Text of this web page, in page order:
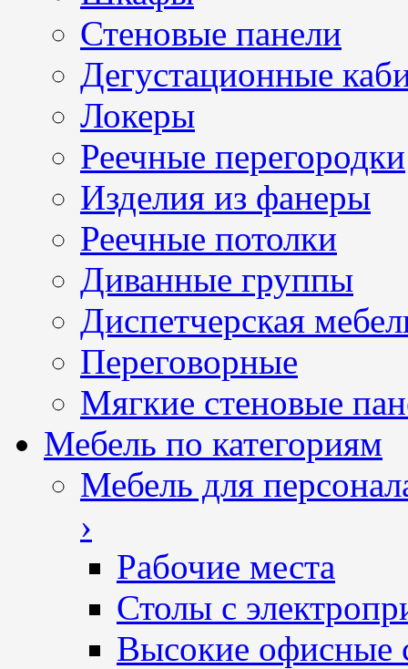
Стеновые панели
Дегустационные
Локеры
Реечные перегородки
Изделия из фанеры
Реечные потолки
Диванные группы
Диспетчерская
Переговорные
Мягкие стеновые
Мебель по категориям
Мебель для
›
Рабочие места
Столы с
Высокие офисные